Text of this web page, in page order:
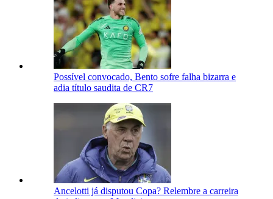
Possível convocado, Bento sofre falha bizarra e
adia título saudita de CR7
Ancelotti já disputou Copa? Relembre a carreira